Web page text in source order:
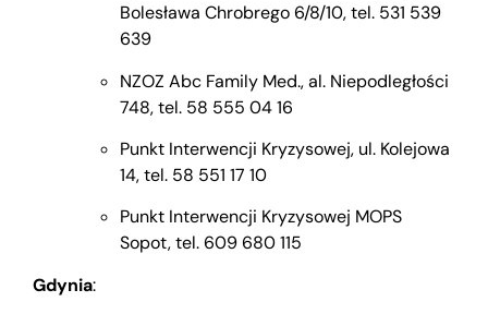
Bolesława Chrobrego 6/8/10, tel. 531 539
639
NZOZ Abc Family Med., al. Niepodległości
748, tel. 58 555 04 16
Punkt Interwencji Kryzysowej, ul. Kolejowa
14, tel. 58 551 17 10
Punkt Interwencji Kryzysowej MOPS
Sopot, tel. 609 680 115
Gdynia: